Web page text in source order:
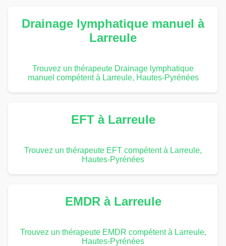
Drainage lymphatique manuel à
Larreule
Trouvez un thérapeute Drainage lymphatique
manuel compétent à Larreule, Hautes-Pyrénées
EFT à Larreule
Trouvez un thérapeute EFT compétent à Larreule,
Hautes-Pyrénées
EMDR à Larreule
Trouvez un thérapeute EMDR compétent à Larreule,
Hautes-Pyrénées